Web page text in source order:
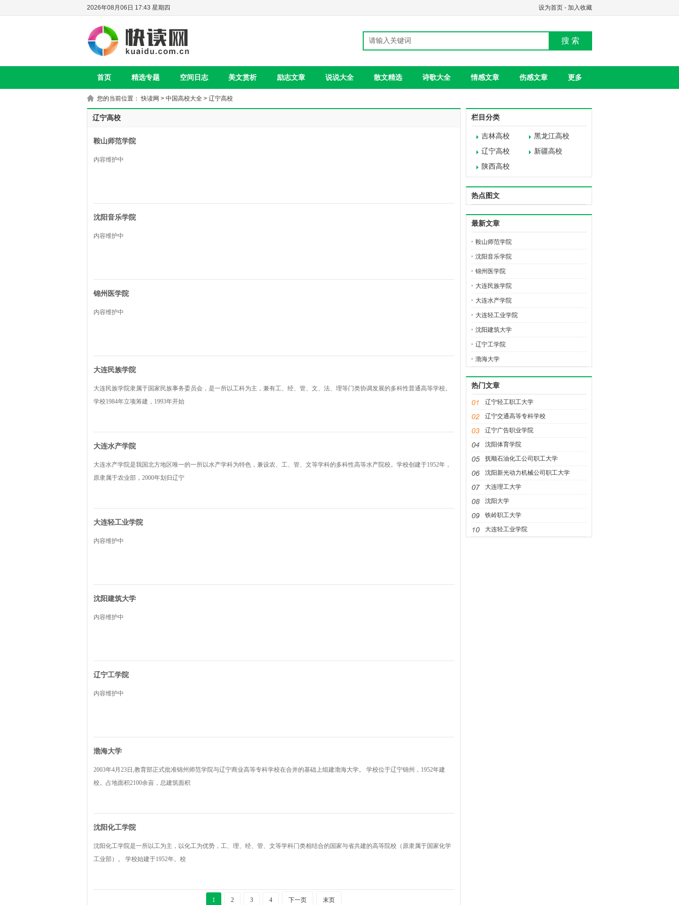
设为首页 - 加入收藏
2026年08月06日 17:43 星期四
搜 索
首页 精选专题 空间日志 美文赏析 励志文章 说说大全 散文精选 诗歌大全 情感文章 伤感文章 更多
您的当前位置：快读网 > 中国高校大全 > 辽宁高校
辽宁高校
鞍山师范学院
内容维护中
沈阳音乐学院
内容维护中
锦州医学院
内容维护中
大连民族学院
大连民族学院隶属于国家民族事务委员会，是一所以工科为主，兼有工、经、管、文、法、理等门类协调发展的多科性普通高等学校。
学校1984年立项筹建，1993年开始
大连水产学院
大连水产学院是我国北方地区唯一的一所以水产学科为特色，兼设农、工、管、文等学科的多科性高等水产院校。学校创建于1952年，
原隶属于农业部，2000年划归辽宁
大连轻工业学院
内容维护中
沈阳建筑大学
内容维护中
辽宁工学院
内容维护中
渤海大学
2003年4月23日,教育部正式批准锦州师范学院与辽宁商业高等专科学校在合并的基础上组建渤海大学。 学校位于辽宁锦州，1952年建
校。占地面积2100余亩，总建筑面积
沈阳化工学院
沈阳化工学院是一所以工为主，以化工为优势，工、理、经、管、文等学科门类相结合的国家与省共建的高等院校（原隶属于国家化学
工业部）。 学校始建于1952年。校
1 2 3 4 下一页 末页
栏目分类
吉林高校
黑龙江高校
辽宁高校
新疆高校
陕西高校
热点图文
最新文章
鞍山师范学院
沈阳音乐学院
锦州医学院
大连民族学院
大连水产学院
大连轻工业学院
沈阳建筑大学
辽宁工学院
渤海大学
热门文章
辽宁轻工职工大学
辽宁交通高等专科学校
辽宁广告职业学院
沈阳体育学院
抚顺石油化工公司职工大学
沈阳新光动力机械公司职工大学
大连理工大学
沈阳大学
铁岭职工大学
大连轻工业学院